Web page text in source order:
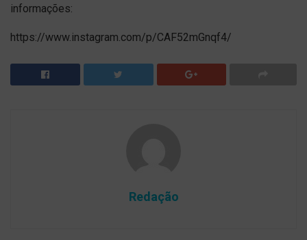
informações:
https://www.instagram.com/p/CAF52mGnqf4/
Redação